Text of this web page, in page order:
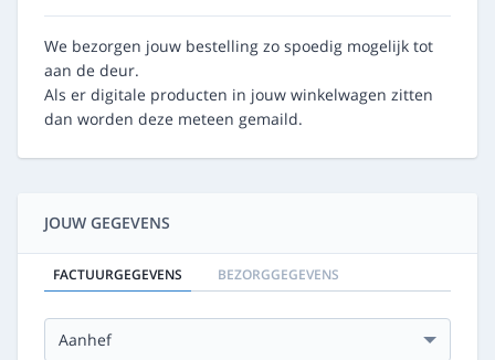
We bezorgen jouw bestelling zo spoedig mogelijk tot
aan de deur.
Als er digitale producten in jouw winkelwagen zitten
dan worden deze meteen gemaild.
JOUW GEGEVENS
FACTUURGEGEVENS BEZORGGEGEVENS